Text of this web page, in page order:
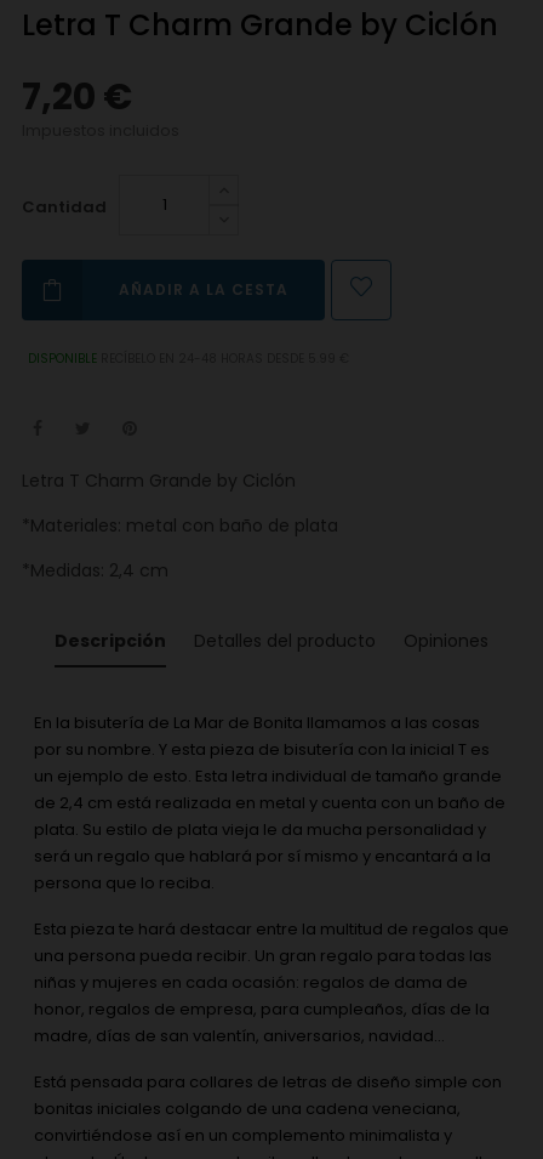
Letra T Charm Grande by Ciclón
7,20 €
Cantidad
AÑADIR A LA CESTA
DISPONIBLE
Letra T Charm Grande by Ciclón
*Materiales: metal con baño de plata
*Medidas: 2,4 cm
Descripción Detalles del producto Opiniones
En la bisutería de La Mar de Bonita llamamos a las cosas
por su nombre. Y esta pieza de bisutería con la inicial T es
un ejemplo de esto. Esta letra individual de tamaño grande
de 2,4 cm está realizada en metal y cuenta con un baño de
plata. Su estilo de plata vieja le da mucha personalidad y
será un regalo que hablará por sí mismo y encantará a la
persona que lo reciba.
Esta pieza te hará destacar entre la multitud de regalos que
una persona pueda recibir. Un gran regalo para todas las
niñas y mujeres en cada ocasión: regalos de dama de
honor, regalos de empresa, para cumpleaños, días de la
madre, días de san valentín, aniversarios, navidad...
Está pensada para collares de letras de diseño simple con
bonitas iniciales colgando de una cadena veneciana,
convirtiéndose así en un complemento minimalista y